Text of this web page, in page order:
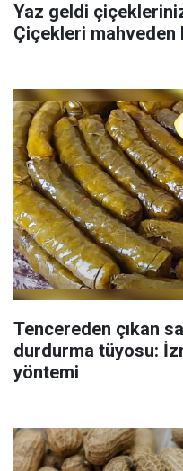
Yaz geldi
Çiçekleri mahveden
Tencereden çıkan
durdurma tüyosu:
yöntemi